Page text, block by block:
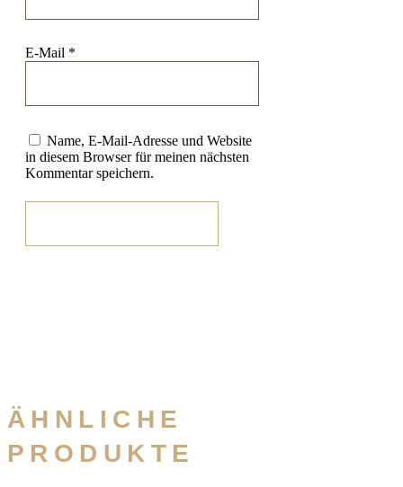
E-Mail *
Name, E-Mail-Adresse und Website
in diesem Browser für meinen nächsten
Kommentar speichern.
ÄHNLICHE
PRODUKTE